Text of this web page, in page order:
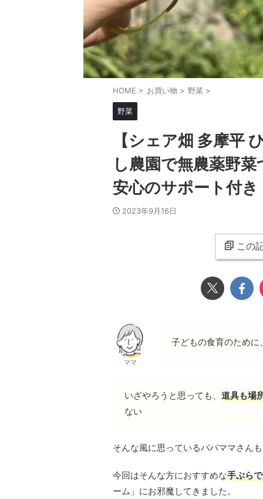
HOME > お買い物 > 野菜 >
野菜
【シェア畑 多摩平
し農園で無農薬野
安心のサポート付き
2023年9月16日
この
ママ
子どもの食育のために
いざやろうと思っても、 道具も場
ない
そんな風に思っているパパママさん
今回はそんな方におすすめな手ぶら
ーム」にお邪魔してきました。